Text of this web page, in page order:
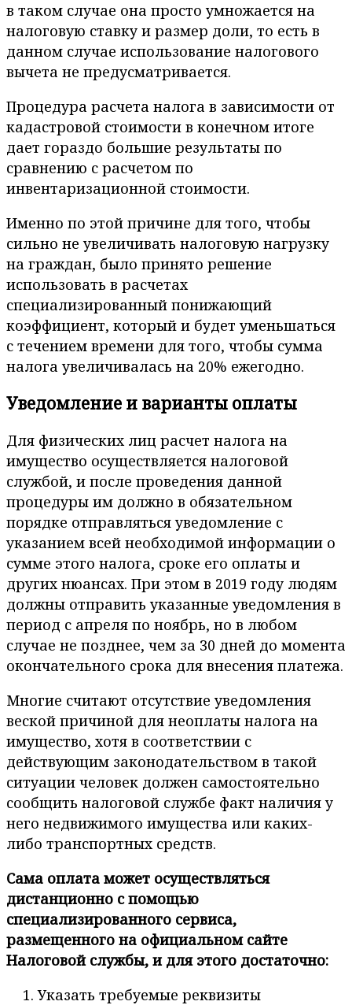
в таком случае она просто умножается на
налоговую ставку и размер доли, то есть в
данном случае использование налогового
вычета не предусматривается.
Процедура расчета налога в зависимости от
кадастровой стоимости в конечном итоге
дает гораздо большие результаты по
сравнению с расчетом по
инвентаризационной стоимости.
Именно по этой причине для того, чтобы
сильно не увеличивать налоговую нагрузку
на граждан, было принято решение
использовать в расчетах
специализированный понижающий
коэффициент, который и будет уменьшаться
с течением времени для того, чтобы сумма
налога увеличивалась на 20% ежегодно.
Уведомление и варианты оплаты
Для физических лиц расчет налога на
имущество осуществляется налоговой
службой, и после проведения данной
процедуры им должно в обязательном
порядке отправляться уведомление с
указанием всей необходимой информации о
сумме этого налога, сроке его оплаты и
других нюансах. При этом в 2019 году людям
должны отправить указанные уведомления в
период с апреля по ноябрь, но в любом
случае не позднее, чем за 30 дней до момента
окончательного срока для внесения платежа.
Многие считают отсутствие уведомления
веской причиной для неоплаты налога на
имущество, хотя в соответствии с
действующим законодательством в такой
ситуации человек должен самостоятельно
сообщить налоговой службе факт наличия у
него недвижимого имущества или каких-
либо транспортных средств.
Сама оплата может осуществляться
дистанционно с помощью
специализированного сервиса,
размещенного на официальном сайте
Налоговой службы, и для этого достаточно:
Указать требуемые реквизиты